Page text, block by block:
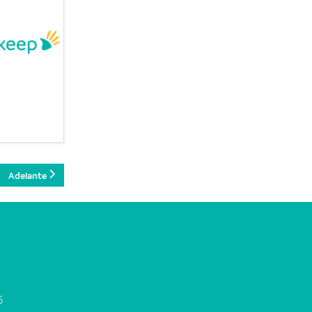
Adelante